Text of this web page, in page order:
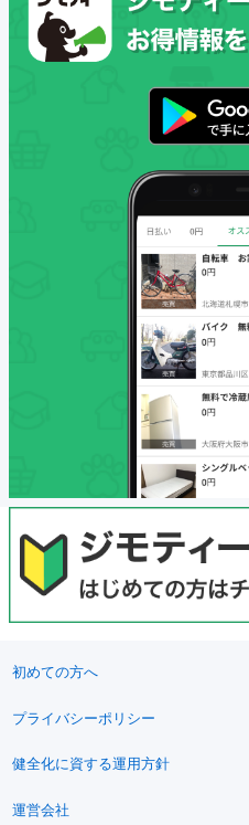
初めての方へ
プライバシーポリシー
健全化に資する運用方針
運営会社